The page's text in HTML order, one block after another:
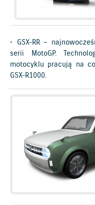
• GSX-RR –
serii MotoGP.
motocyklu pracują na
GSX-R1000.